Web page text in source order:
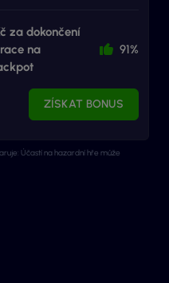
za dokončení
na
91%
ZÍSKAT BONUS
Účastí na hazardní hře může